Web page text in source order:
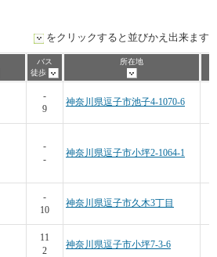
をクリックすると並びかえ出来ます
バス
徒歩
所在地
-
9
神奈川県逗子市池子4-1070-6
-
-
神奈川県逗子市小坪2-1064-1
-
10
神奈川県逗子市久木3丁目
11
2
神奈川県逗子市小坪7-3-6